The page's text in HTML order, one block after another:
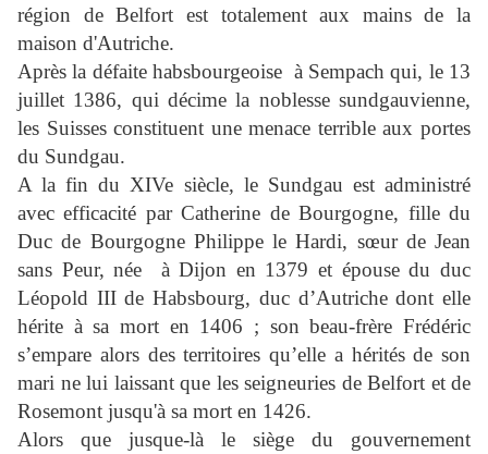
région de Belfort est totalement aux mains de la
maison d'Autriche.
Après la défaite habsbourgeoise à Sempach qui, le 13
juillet 1386, qui décime la noblesse sundgauvienne,
les Suisses constituent une menace terrible aux portes
du Sundgau.
A la fin du XIVe siècle, le Sundgau est administré
avec efficacité par Catherine de Bourgogne, fille du
Duc de Bourgogne Philippe le Hardi, sœur de Jean
sans Peur, née
à Dijon en 1379 et épouse du duc
Léopold III de Habsbourg, duc d’Autriche dont elle
hérite à sa mort en 1406 ; son beau-frère Frédéric
s’empare alors des territoires qu’elle a hérités de son
mari ne lui laissant que les seigneuries de Belfort et de
Rosemont jusqu'à sa mort en 1426.
Alors que jusque-là le siège du gouvernement